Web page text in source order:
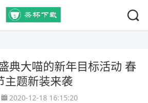
典大喵的新年目标活动 春
主题新装来袭
2020-12-18 16:15:20